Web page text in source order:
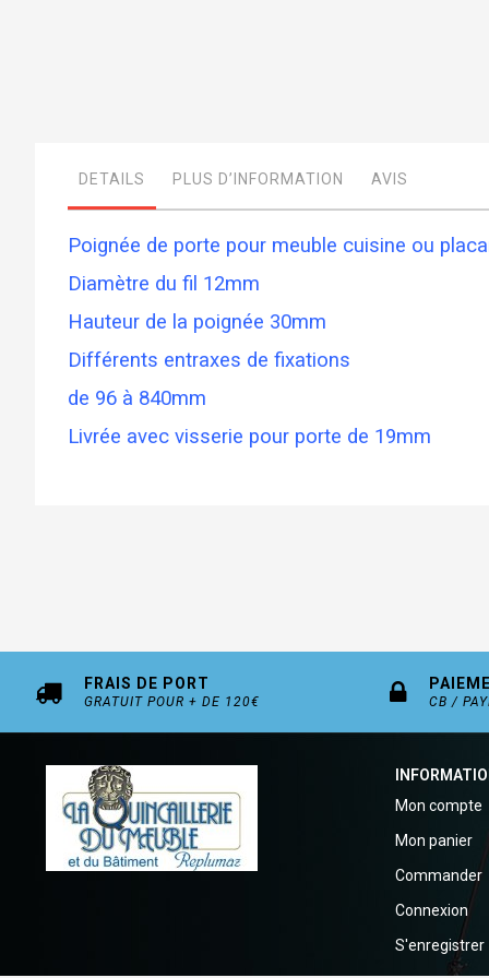
images
DETAILS
Poignée de porte pour meuble cuisine ou
Diamètre du fil 12mm
Hauteur de la poignée 30mm
Différents entraxes de fixations
de 96 à 840mm
Livrée avec visserie pour porte de 19mm
PLUS D’INFORMATION AVIS
FRAIS DE PORT
GRATUIT POUR + DE 120€ CB /
Mon compte
Mon panier
Commander
Connexion
S'enregistrer